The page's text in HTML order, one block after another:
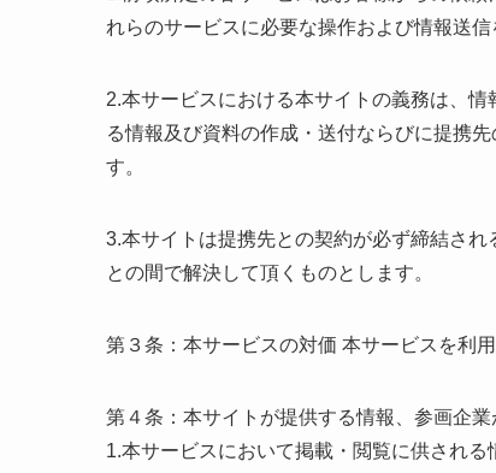
れらのサービスに必要な操作および情報送
2.本サービスにおける本サイトの義務は、
る情報及び資料の作成・送付ならびに提携
す。
3.本サイトは提携先との契約が必ず締結さ
との間で解決して頂くものとします。
第３条：本サービスの対価 本サービスを利
第４条：本サイトが提供する情報、参画企
1.本サービスにおいて掲載・閲覧に供され